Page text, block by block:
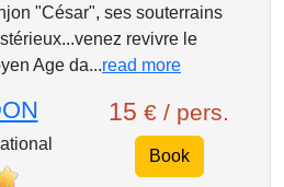
"César", ses souterrains
revivre le
Age da...read more
15 € / pers.
Book